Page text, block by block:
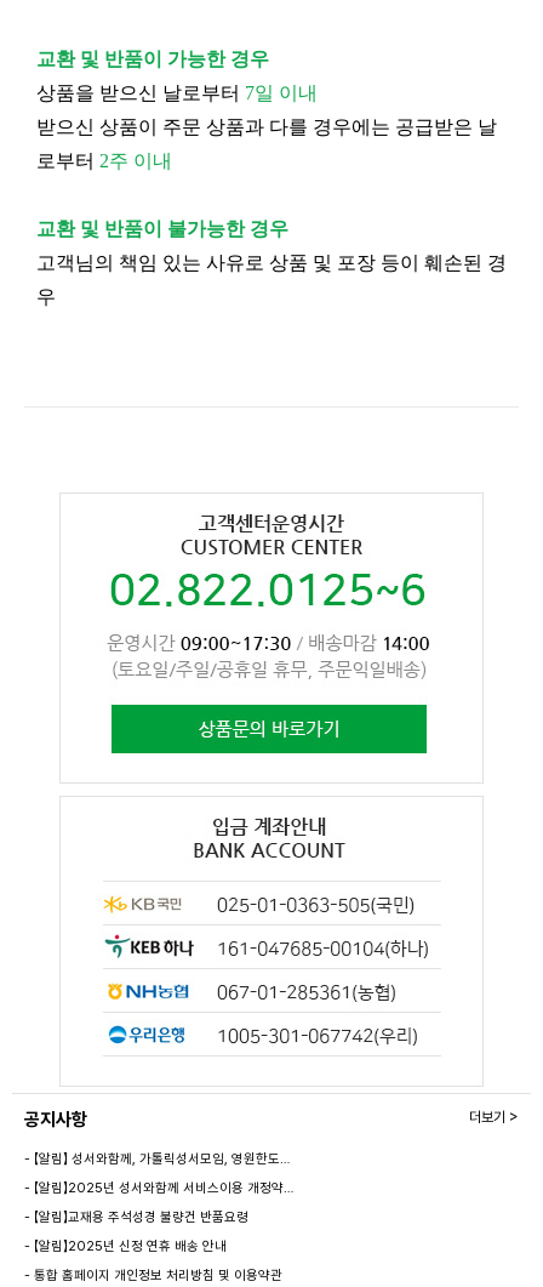
교환 및 반품이 가능한 경우
상품을 받으신 날로부터 7일 이내
받으신 상품이 주문 상품과 다를 경우에는 공급받은 날
로부터 2주 이내
교환 및 반품이 불가능한 경우
고객님의 책임 있는 사유로 상품 및 포장 등이 훼손된 경
우
공지사항
- 【알림】 성서와함께, 가톨릭성서모임, 영원한도…
- 【알림】2025년 성서와함께 서비스이용 개정약…
- 【알림】교재용 주석성경 불량건 반품요령
- 【알림】2025년 신정 연휴 배송 안내
- 통합 홈페이지 개인정보 처리방침 및 이용약관
더보기 >